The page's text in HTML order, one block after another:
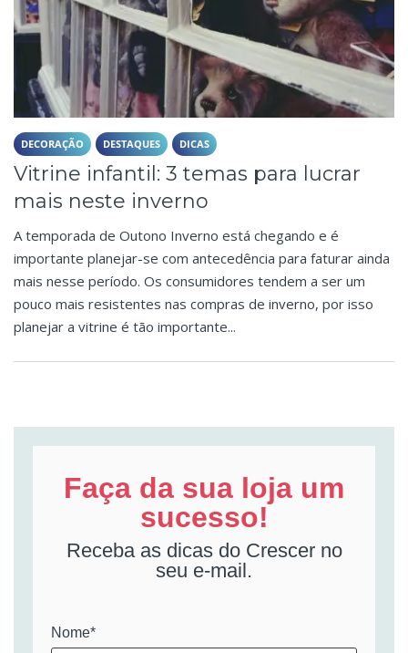
DECORAÇÃO DESTAQUES DICAS
Vitrine infantil: 3 temas para lucrar
mais neste inverno
A temporada de Outono Inverno está chegando e é
importante planejar-se com antecedência para faturar ainda
mais nesse período. Os consumidores tendem a ser um
pouco mais resistentes nas compras de inverno, por isso
planejar a vitrine é tão importante...
Faça da sua loja um
sucesso!
Receba as dicas do Crescer no
seu e-mail.
Nome*